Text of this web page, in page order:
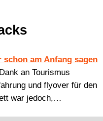
am Anfang sagen
an Tourismus
und flyover für den
war jedoch,…